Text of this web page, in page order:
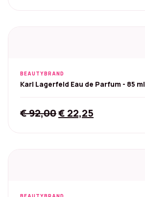
€ 68,95.€ 63,75.
BEAUTYBRAND
Karl Lagerfeld Eau de Parfum - 85 ml
€92,00Original
€ 92,00.
€ 22,25
€ 22,25.